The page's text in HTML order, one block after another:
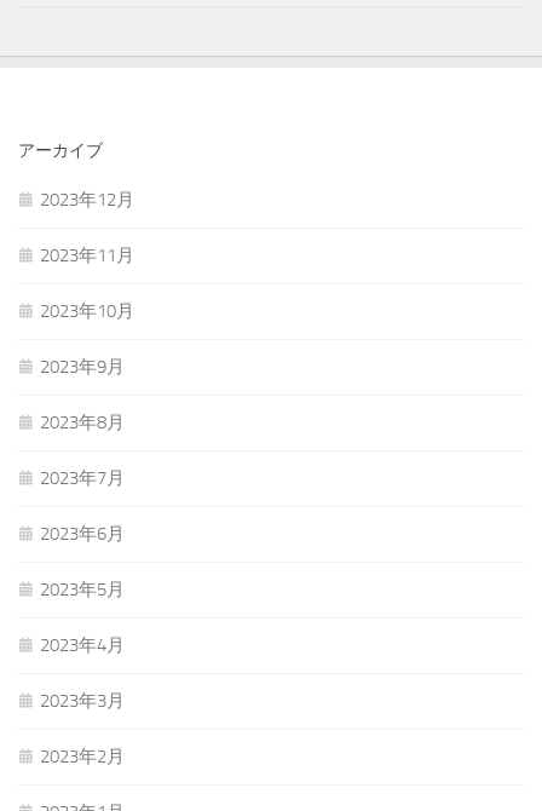
アーカイブ
2023年12月
2023年11月
2023年10月
2023年9月
2023年8月
2023年7月
2023年6月
2023年5月
2023年4月
2023年3月
2023年2月